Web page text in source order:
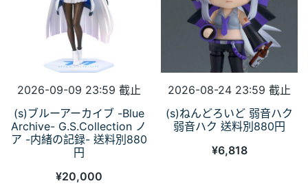
2026-09-09 23:59 截止
(s)ブルーアーカイブ -Blue
Archive- G.S.Collection ノ
ア -内緒の記録- 送料別880
円
¥20,000
2026-08-24 23:59 截止
(s)ねんどろいど 弱音ハク
弱音ハク 送料別880円
¥6,818